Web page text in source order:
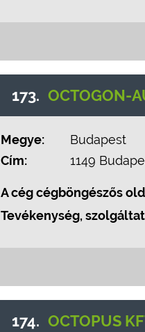
173. OCTOGON-
Megye:
Budapest
Cím:
1149
A cég cégböngészős
Tevékenység,
174. OCTOPUS